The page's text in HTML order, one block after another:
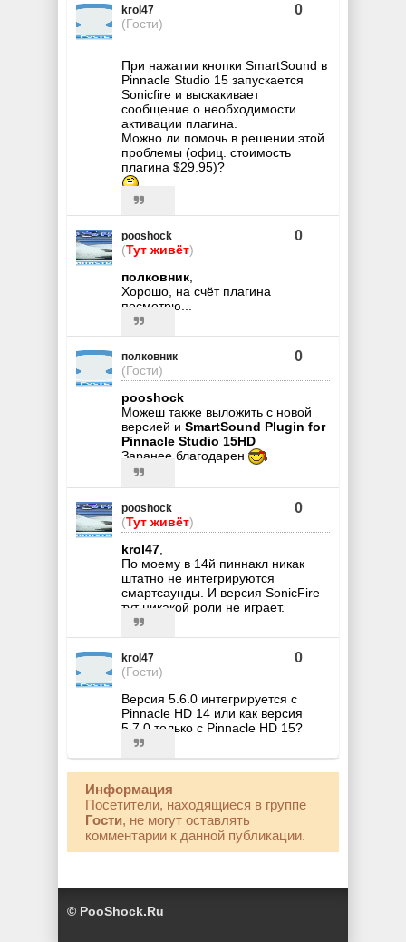
krol47
(Гости)
0
При нажатии кнопки SmartSound в
Pinnacle Studio 15 запускается
Sonicfire и выскакивает
сообщение о необходимости
активации плагина.
Можно ли помочь в решении этой
проблемы (офиц. стоимость
плагина $29.95)?
pooshock
(Тут живёт)
0
полковник
Хорошо, на счёт плагина
посмотрю...
полковник
(Гости)
0
pooshock
Можеш также выложить с новой
версией и SmartSound Plugin for
Pinnacle Studio 15HD
Заранее благодарен
pooshock
(Тут живёт)
0
krol47
По моему в 14й пиннакл никак
штатно не интегрируются
смартсаунды. И версия SonicFire
тут никакой роли не играет.
krol47
(Гости)
0
Версия 5.6.0 интегрируется с
Pinnacle HD 14 или как версия
5.7.0 только с Pinnacle HD 15?
Информация
Посетители, находящиеся в группе
Гости, не могут оставлять
комментарии к данной публикации.
© PooShock.Ru